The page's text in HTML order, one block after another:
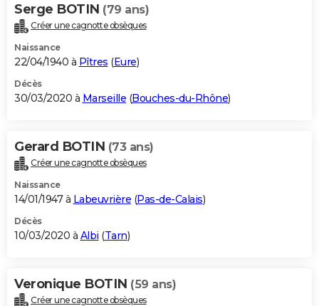
Serge BOTIN (79 ans)
Créer une cagnotte obsèques
Naissance
22/04/1940 à Pîtres (Eure)
Décès
30/03/2020 à Marseille (Bouches-du-Rhône)
Gerard BOTIN (73 ans)
Créer une cagnotte obsèques
Naissance
14/01/1947 à Labeuvrière (Pas-de-Calais)
Décès
10/03/2020 à Albi (Tarn)
Veronique BOTIN (59 ans)
Créer une cagnotte obsèques